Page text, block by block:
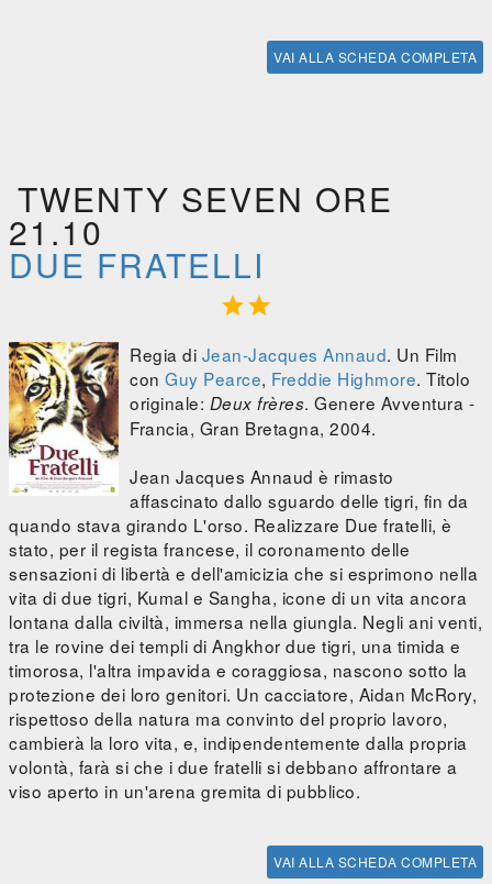
VAI ALLA SCHEDA COMPLETA
TWENTY SEVEN ORE
21.10
DUE FRATELLI

Regia di Jean-Jacques Annaud. Un Film
con Guy Pearce, Freddie Highmore. Titolo
originale: Deux frères. Genere Avventura -
Francia, Gran Bretagna, 2004.
Jean Jacques Annaud è rimasto
affascinato dallo sguardo delle tigri, fin da
quando stava girando L'orso. Realizzare Due fratelli, è
stato, per il regista francese, il coronamento delle
sensazioni di libertà e dell'amicizia che si esprimono nella
vita di due tigri, Kumal e Sangha, icone di un vita ancora
lontana dalla civiltà, immersa nella giungla. Negli ani venti,
tra le rovine dei templi di Angkhor due tigri, una timida e
timorosa, l'altra impavida e coraggiosa, nascono sotto la
protezione dei loro genitori. Un cacciatore, Aidan McRory,
rispettoso della natura ma convinto del proprio lavoro,
cambierà la loro vita, e, indipendentemente dalla propria
volontà, farà si che i due fratelli si debbano affrontare a
viso aperto in un'arena gremita di pubblico.
VAI ALLA SCHEDA COMPLETA